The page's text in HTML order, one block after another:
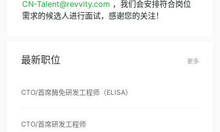
CN-Talent@revvity.com ，我们会安排符合岗位
需求的候选人进行面试，感谢您的关注！
最新职位 更多
CTO/首席酶免研发工程师（ELISA）
CTO/首席研发工程师